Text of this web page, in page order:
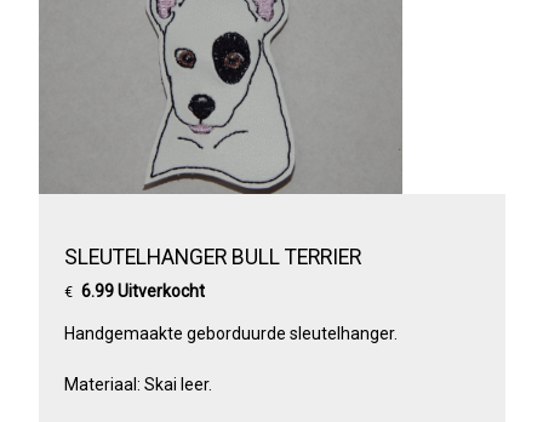
SLEUTELHANGER BULL TERRIER
€ 6.99 Uitverkocht
Handgemaakte geborduurde sleutelhanger.
Materiaal: Skai leer.